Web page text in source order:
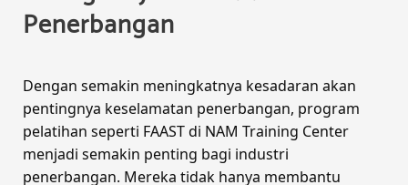
Penerbangan
Dengan semakin meningkatnya kesadaran akan
pentingnya keselamatan penerbangan, program
pelatihan seperti FAAST di NAM Training Center
menjadi semakin penting bagi industri
penerbangan. Mereka tidak hanya membantu